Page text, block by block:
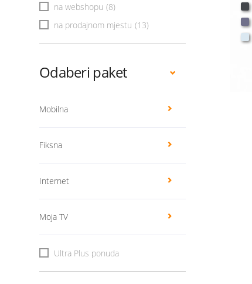
na webshopu (8)
na prodajnom mjestu (13)
Odaberi paket
Mobilna
Fiksna
Internet
Moja TV
Ultra Plus ponuda